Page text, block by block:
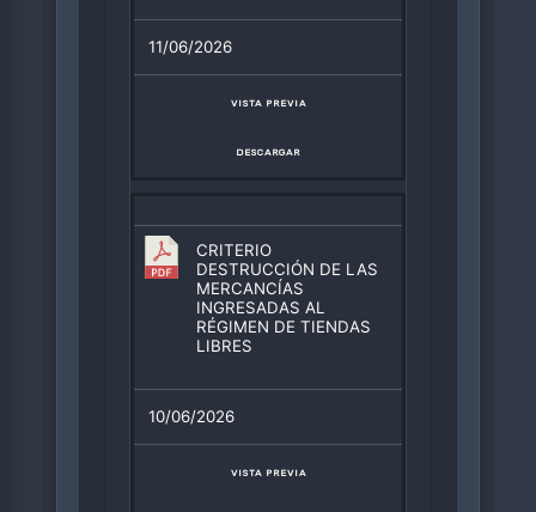
11/06/2026
VISTA PREVIA
DESCARGAR
CRITERIO
DESTRUCCIÓN DE LAS
MERCANCÍAS
INGRESADAS AL
RÉGIMEN DE TIENDAS
LIBRES
10/06/2026
VISTA PREVIA